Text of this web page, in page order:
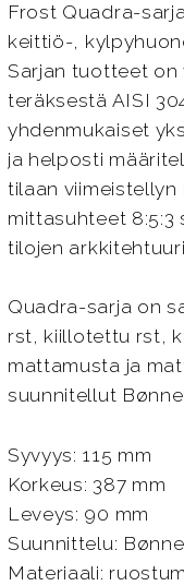
Frost Quadra-
keittiö-,
Sarjan tuotteet
teräksestä AISI
yhdenmukaiset
ja helposti
tilaan viimeistellyn
mittasuhteet 8:5:3
tilojen
Quadra-sarja on
rst, kiillotettu rst,
mattamusta ja
suunnitellut
Syvyys: 115 mm
Korkeus: 387 mm
Leveys: 90 mm
Suunnittelu:
Materiaali: